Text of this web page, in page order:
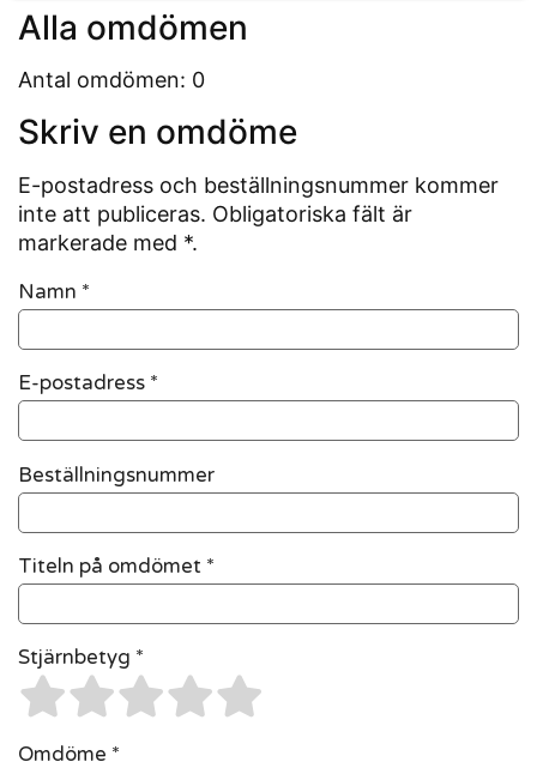
Alla omdömen
Antal omdömen: 0
Skriv en omdöme
E-postadress och beställningsnummer kommer
inte att publiceras. Obligatoriska fält är
markerade med *.
Namn *
E-postadress *
Beställningsnummer
Titeln på omdömet *
Stjärnbetyg *
Omdöme *